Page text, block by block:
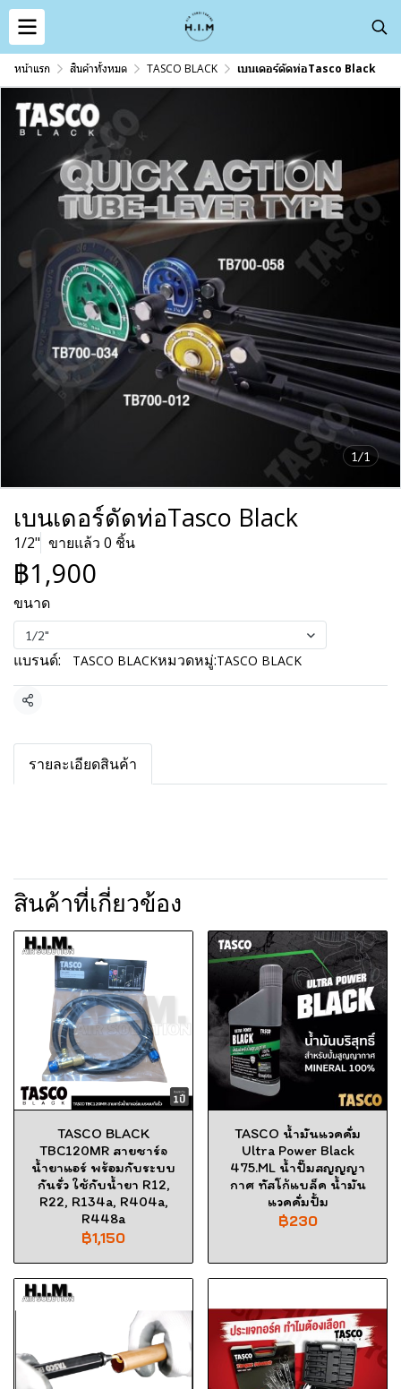
หน้าแรก สินค้าทั้งหมด TASCO BLACK เบนเดอร์ดัดท่อTasco Black
1/1
เบนเดอร์ดัดท่อTasco Black
1/2" ขายแล้ว 0 ชิ้น
฿1,900
ขนาด
1/2"
แบรนด์: TASCO BLACKหมวดหมู่:TASCO BLACK
แชร์
รายละเอียดสินค้า
สินค้าที่เกี่ยวข้อง
TASCO BLACK
TBC120MR สายชาร์จ
น้ำยาแอร์ พร้อมกับระบบ
กันรั่ว ใช้กับน้ำยา R12,
R22, R134a, R404a,
R448a
฿1,150
TASCO น้ำมันแวคคั่ม
Ultra Power Black
475.ML น้ำปั๊มสญญญา
กาศ ทัสโก้แบล็ค น้ำมัน
แวคคั่มปั้ม
฿230